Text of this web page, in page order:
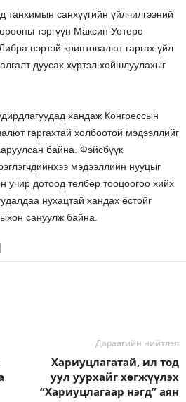
санхүүгийн үйлчилгээний
тэргүүн Максин Уотерс
нэртэй криптовалют гаргах үйл
дуусах хүртэл хойшлуулахыг
хандаж Конгрессын
гаргахтай холбоотой мэдээллийг
байна. Фэйсбүүк
мэдээллийн нууцыг
учир дотоод төлбөр тооцоогоо хийх
нухацтай хандах ёстойг
сануулж байна.
Дараагийн нийтлэл
Хариуцлагатай, ил тод
уул уурхайг хөгжүүлэх
“Хариуцлагаар нэгд” аян